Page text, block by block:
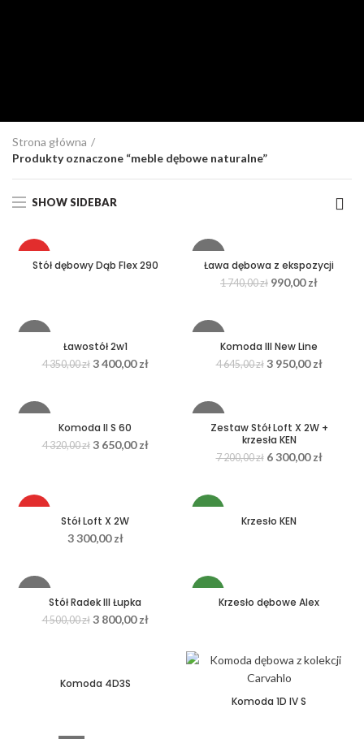
Strona główna
Produkty oznaczone “meble dębowe naturalne”
SHOW SIDEBAR
Stół dębowy Dąb Flex 290 Ława dębowa z ekspozycji
1 740,00zł 990,00zł
Ławostół 2w1
4 350,00zł 3 400,00zł
Komoda III New Line
4 645,00zł 3 950,00zł
Komoda II S 60
4 320,00zł 3 650,00zł
HOT
Zestaw Stół Loft X 2W +
krzesła KEN
7 200,00zł 6 300,00zł
Stół Loft X 2W
3 300,00zł
Krzesło KEN
Stół Radek III Łupka
4 500,00zł 3 800,00zł
Krzesło dębowe Alex
Komoda 4D3S
Komoda 1D IV S